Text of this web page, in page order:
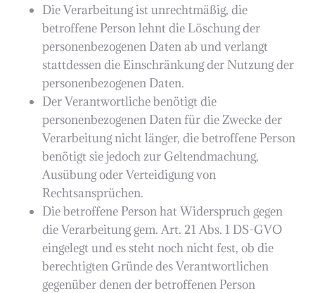
Die Verarbeitung ist unrechtmäßig, die
betroffene Person lehnt die Löschung der
personenbezogenen Daten ab und verlangt
stattdessen die Einschränkung der Nutzung der
personenbezogenen Daten.
Der Verantwortliche benötigt die
personenbezogenen Daten für die Zwecke der
Verarbeitung nicht länger, die betroffene Person
benötigt sie jedoch zur Geltendmachung,
Ausübung oder Verteidigung von
Rechtsansprüchen.
Die betroffene Person hat Widerspruch gegen
die Verarbeitung gem. Art. 21 Abs. 1 DS-GVO
eingelegt und es steht noch nicht fest, ob die
berechtigten Gründe des Verantwortlichen
gegenüber denen der betroffenen Person